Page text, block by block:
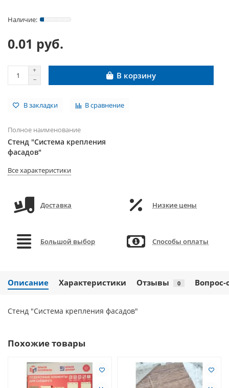
0.01 руб.
В корзину
В закладки В сравнение
Полное наименование
Стенд "Система крепления
фасадов"
Все характеристики
Доставка Низкие цены
Большой выбор Способы оплаты
Описание Характеристики Отзывы 0 Вопрос-
Стенд "Система крепления фасадов"
Похожие товары